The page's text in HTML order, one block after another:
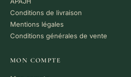
Conditions de livraison
Mentions légales
Conditions générales de vente
MON COMPTE